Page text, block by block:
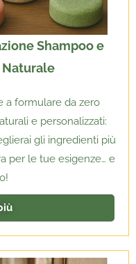
Shampoo e
a formulare da zero
e personalizzati:
gli ingredienti più
per le tue esigenze… e